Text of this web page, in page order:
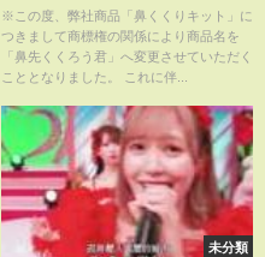
※この度、弊社商品「鼻くくりキット」に
つきまして商標権の関係により商品名を
「鼻先くくろう君」へ変更させていただく
こととなりました。 これに伴...
未分類